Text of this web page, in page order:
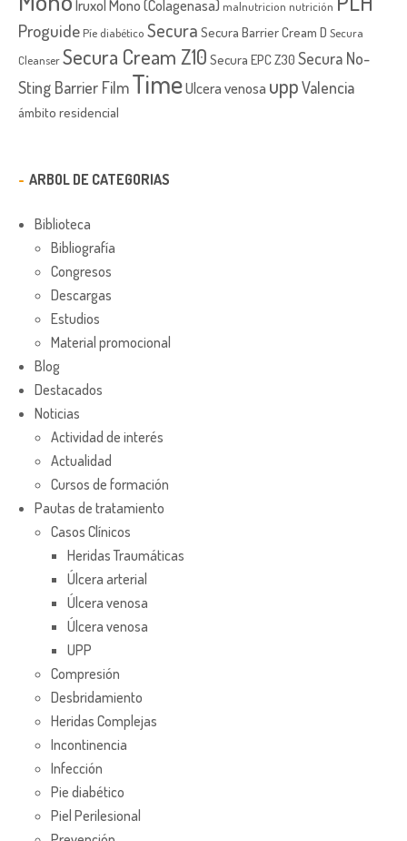
Iruxol Mono (Colagenasa) malnutricion nutrición
Proguide Píe diabético Secura Secura Barrier Cream D Secura
CleanserSecura Cream Z10 Secura EPC Z30 Secura No-
Sting Barrier FilmTimeUlcera venosa uppValencia
ámbito residencial
ARBOL DE CATEGORIAS
Biblioteca
Bibliografía
Congresos
Descargas
Estudios
Material promocional
Blog
Destacados
Noticias
Actividad de interés
Actualidad
Cursos de formación
Pautas de tratamiento
Casos Clínicos
Heridas Traumáticas
Úlcera arterial
Úlcera venosa
Úlcera venosa
UPP
Compresión
Desbridamiento
Heridas Complejas
Incontinencia
Infección
Pie diabético
Piel Perilesional